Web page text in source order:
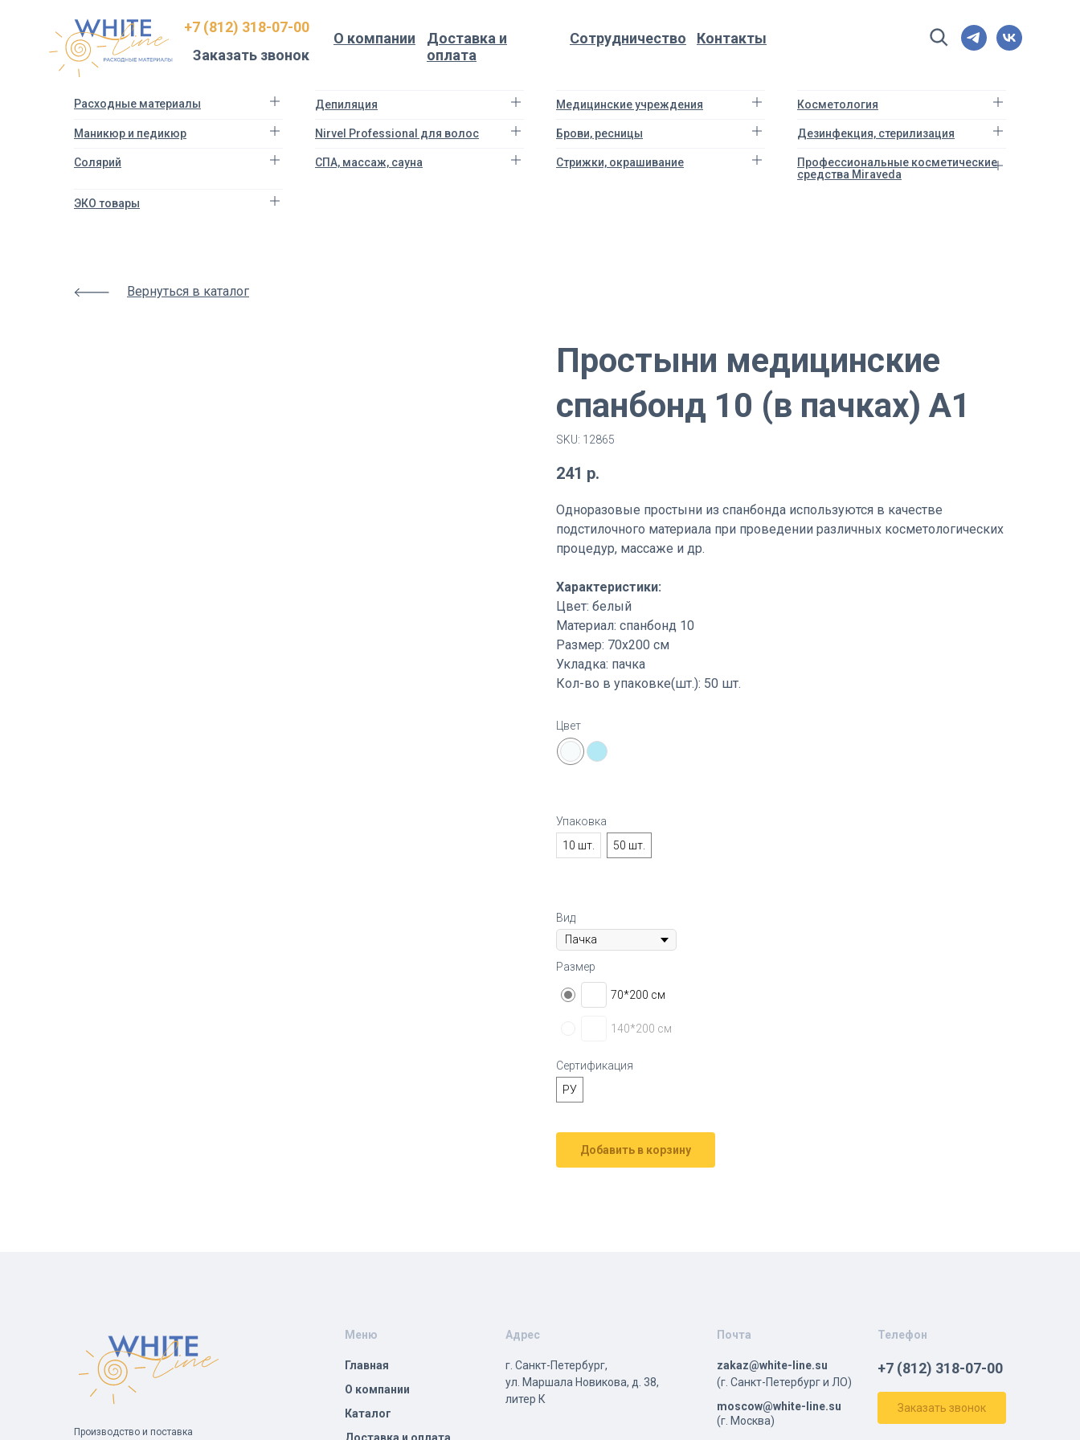
+7 (812) 318-07-00
О компании
Доставка и
оплата
Сотрудничество
Заказать звонок
Контакты
Расходные материалы Депиляция Медицинские учреждения Косметология
Маникюр и педикюр Nirvel Professional для волос Брови, ресницы Дезинфекция, стерилизация
Солярий СПА, массаж, сауна Стрижки, окрашивание
Профессиональные косметические
средства Miraveda
ЭКО товары
Вернуться в каталог
Простыни медицинские
спанбонд 10 (в пачках) А1
SKU: 12865
241 р.
Цвет
Упаковка
10 шт.
50 шт.
Вид
Размер
70*200 см
140*200 см
Сертификация
РУ
Добавить в корзину
Одноразовые простыни из спанбонда используются в качестве
подстилочного материала при проведении различных косметологических
процедур, массаже и др.
Характеристики:
Цвет: белый
Материал: спанбонд 10
Размер: 70х200 см
Укладка: пачка
Кол-во в упаковке(шт.): 50 шт.
Производство и поставка
Меню Почта
Адрес Телефон
О компании
Каталог
г. Санкт-Петербург,
ул. Маршала Новикова, д. 38,
литер К
moscow@white-line.su
(г. Санкт-Петербург и ЛО)
zakaz@white-line.su +7 (812) 318-07-00
Заказать звонок
(г. Москва)
Главная